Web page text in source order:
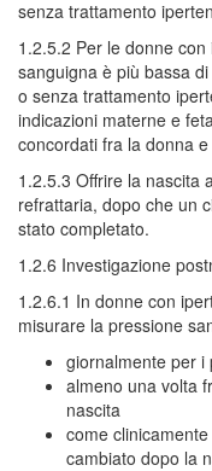
senza trattamento
1.2.5.2 Per le donne
sanguigna è più bassa
o senza trattamento
indicazioni materne e
concordati fra la donna
1.2.5.3 Offrire la nascita
refrattaria, dopo che un
stato completato.
1.2.6 Investigazione
1.2.6.1 In donne con
misurare la pressione
giornalmente per i
almeno una volta
nascita
come
cambiato dopo la